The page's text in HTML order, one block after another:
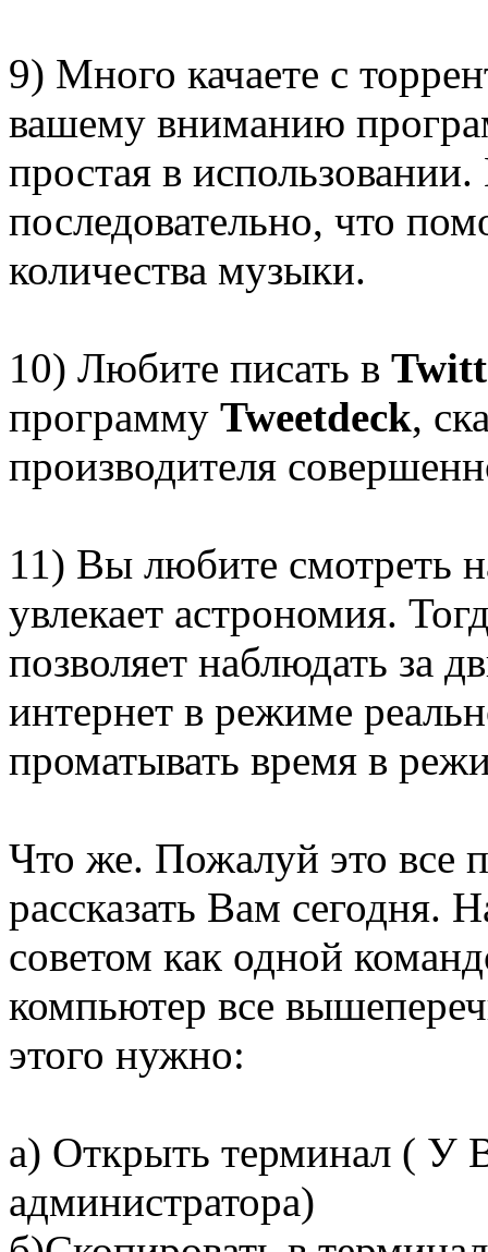
9) Много качаете с
вашему вниманию
простая в
последовательно, что
количества музыки.
10) Любите писать в
программу Tweetdeck,
производителя
11) Вы любите смотреть
увлекает астрономия.
позволяет наблюдать за
интернет в режиме
проматывать время в
Что же. Пожалуй это все
рассказать Вам сегодня.
советом как одной
компьютер все
этого нужно:
а) Открыть терминал ( У
администратора)